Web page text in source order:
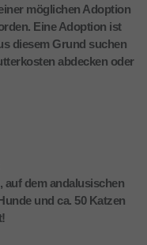
möglichen Adoption
Eine Adoption ist
diesem Grund suchen
abdecken oder
auf dem andalusischen
und ca. 50 Katzen